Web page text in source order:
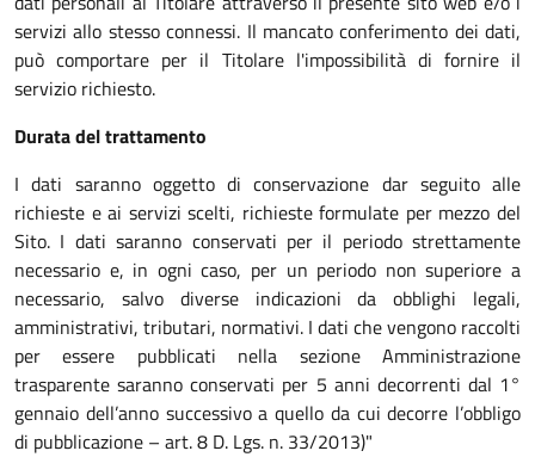
servizi allo stesso connessi. Il mancato conferimento dei dati,
può comportare per il Titolare l'impossibilità di fornire il
servizio richiesto.
Durata del trattamento
I dati saranno oggetto di conservazione dar seguito alle
richieste e ai servizi scelti, richieste formulate per mezzo del
Sito. I dati saranno conservati per il periodo strettamente
necessario e, in ogni caso, per un periodo non superiore a
necessario, salvo diverse indicazioni da obblighi legali,
amministrativi, tributari, normativi. I dati che vengono raccolti
per essere pubblicati nella sezione Amministrazione
trasparente saranno conservati per 5 anni decorrenti dal 1°
gennaio dell’anno successivo a quello da cui decorre l’obbligo
di pubblicazione – art. 8 D. Lgs. n. 33/2013)"